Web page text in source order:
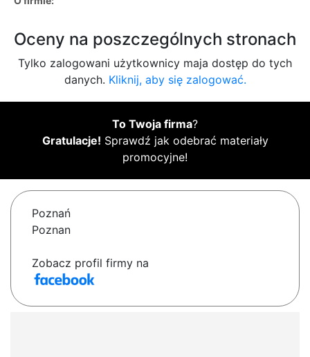
Oceny na poszczególnych stronach
Tylko zalogowani użytkownicy maja dostęp do tych
danych. Kliknij, aby się zalogować.
To Twoja firma?
Gratulacje! Sprawdź jak odebrać materiały
promocyjne!
Poznań
Poznan
Zobacz profil firmy na